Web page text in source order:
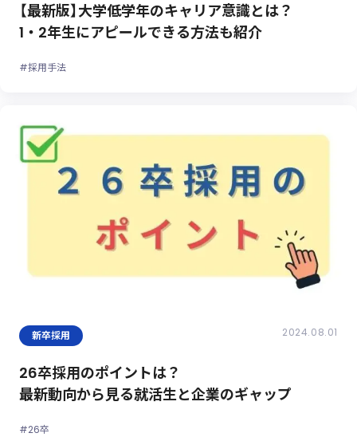
【最新版】大学低学年のキャリア意識とは？
1・2年生にアピールできる方法も紹介
#採用手法
新卒採用 2024.08.01
26卒採用のポイントは？
最新動向から見る就活生と企業のギャップ
#26卒